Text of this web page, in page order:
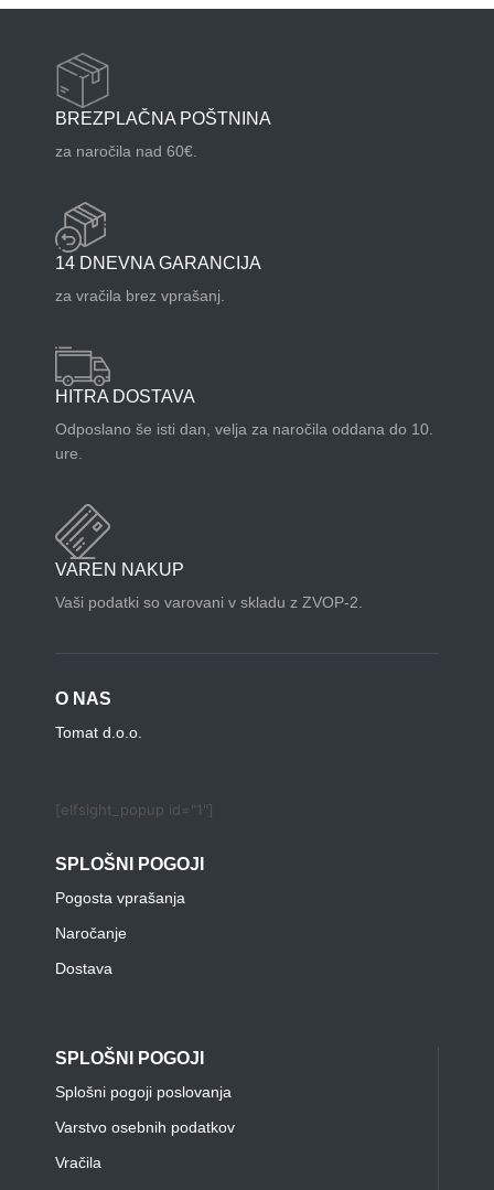
BREZPLAČNA POŠTNINA
za naročila nad 60€.
14 DNEVNA GARANCIJA
za vračila brez vprašanj.
HITRA DOSTAVA
Odposlano še isti dan, velja za naročila oddana do 10.
ure.
VAREN NAKUP
Vaši podatki so varovani v skladu z ZVOP-2.
O NAS
Tomat d.o.o.
[elfsight_popup id="1"]
SPLOŠNI POGOJI
Pogosta vprašanja
Naročanje
Dostava
SPLOŠNI POGOJI
Splošni pogoji poslovanja
Varstvo osebnih podatkov
Vračila